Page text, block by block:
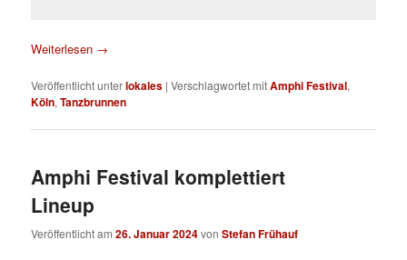
Weiterlesen →
Veröffentlicht unterlokales |Verschlagwortet mitAmphi Festival,
Köln,Tanzbrunnen
Amphi Festival komplettiert
Lineup
Veröffentlicht am26. Januar 2024vonStefan Frühauf